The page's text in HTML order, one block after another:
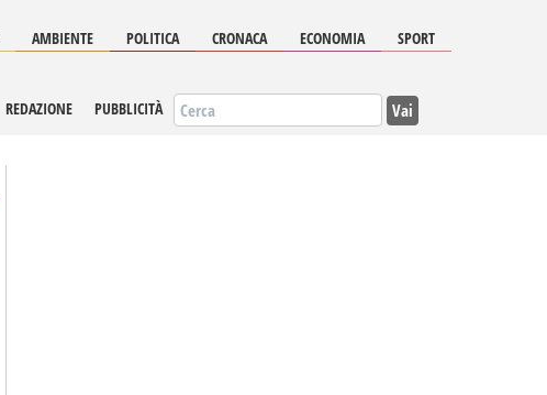
AMBIENTE POLITICA CRONACA ECONOMIA SPORT
REDAZIONE PUBBLICITÀ Vai